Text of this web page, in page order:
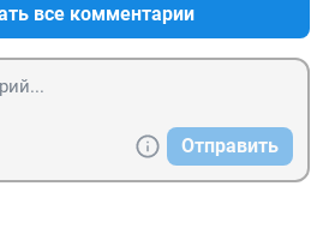
все комментарии
Отправить